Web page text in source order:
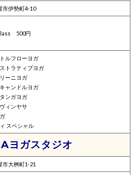
市伊勢町4‐10
500円
ルフローヨガ
トラティブヨガ
ーニヨガ
ャンドルヨガ
ンガヨガ
ィンヤサ
スペシャル
ヨガスタジオ
市大桝町1-21